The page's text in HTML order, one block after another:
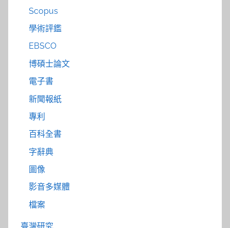
Scopus
學術評鑑
EBSCO
博碩士論文
電子書
新聞報紙
專利
百科全書
字辭典
圖像
影音多媒體
檔案